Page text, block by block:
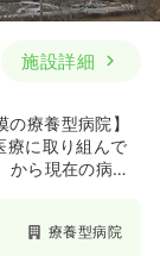
施設詳細
療養型病院】
療に取り組んで
から現在の病院
療養型病院